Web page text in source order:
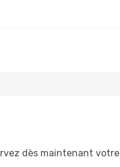
dès maintenant